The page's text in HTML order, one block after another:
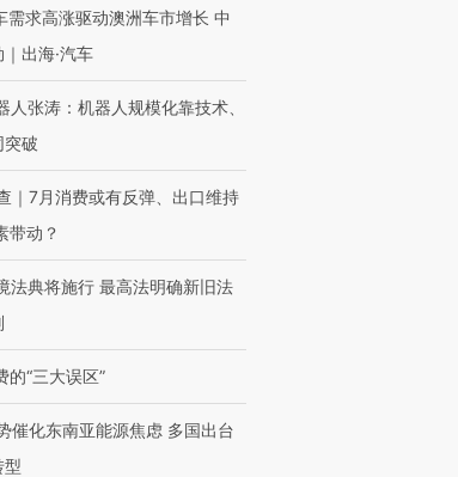
【特别呈现】寻找100种
有意思的生活方式·第三对
【商旅对话】华住集团
需求高涨驱动澳洲车市增长 中
出海·汽车
人张涛：机器人规模化靠技术、
突破
｜7月消费或有反弹、出口维持
带动？
法典将施行 最高法明确新旧法
的“三大误区”
催化东南亚能源焦虑 多国出台
型